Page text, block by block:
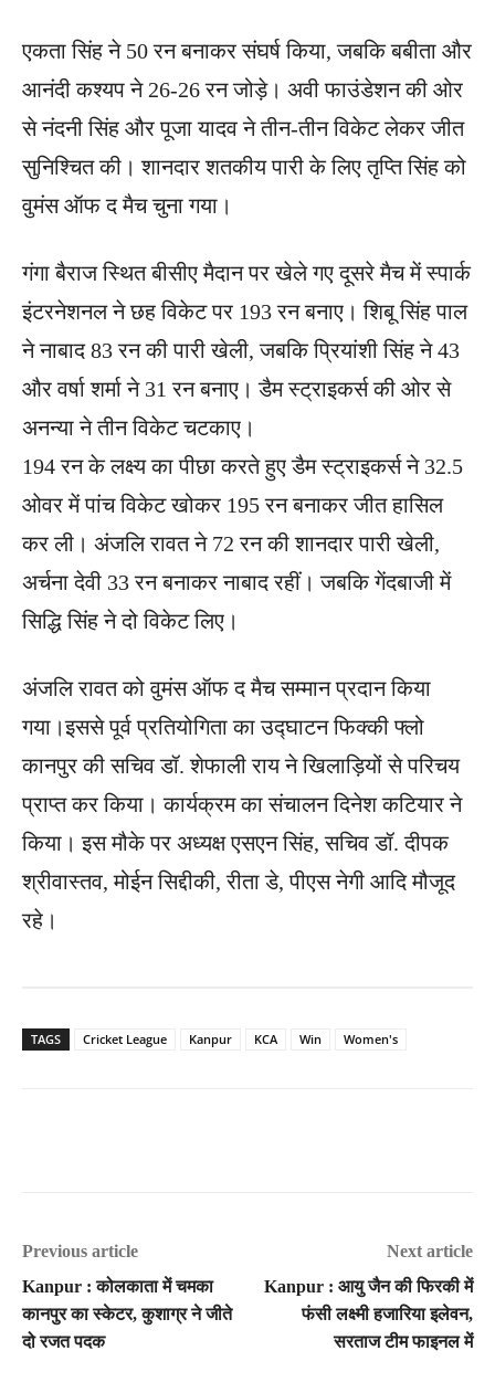
एकता सिंह ने 50 रन बनाकर संघर्ष किया, जबकि बबीता और
आनंदी कश्यप ने 26-26 रन जोड़े। अवी फाउंडेशन की ओर
से नंदनी सिंह और पूजा यादव ने तीन-तीन विकेट लेकर जीत
सुनिश्चित की। शानदार शतकीय पारी के लिए तृप्ति सिंह को
वुमंस ऑफ द मैच चुना गया।
गंगा बैराज स्थित बीसीए मैदान पर खेले गए दूसरे मैच में स्पार्क
इंटरनेशनल ने छह विकेट पर 193 रन बनाए। शिबू सिंह पाल
ने नाबाद 83 रन की पारी खेली, जबकि प्रियांशी सिंह ने 43
और वर्षा शर्मा ने 31 रन बनाए। डैम स्ट्राइकर्स की ओर से
अनन्या ने तीन विकेट चटकाए।
194 रन के लक्ष्य का पीछा करते हुए डैम स्ट्राइकर्स ने 32.5
ओवर में पांच विकेट खोकर 195 रन बनाकर जीत हासिल
कर ली। अंजलि रावत ने 72 रन की शानदार पारी खेली,
अर्चना देवी 33 रन बनाकर नाबाद रहीं। जबकि गेंदबाजी में
सिद्धि सिंह ने दो विकेट लिए।
अंजलि रावत को वुमंस ऑफ द मैच सम्मान प्रदान किया
गया।इससे पूर्व प्रतियोगिता का उद्घाटन फिक्की फ्लो
कानपुर की सचिव डॉ. शेफाली राय ने खिलाड़ियों से परिचय
प्राप्त कर किया। कार्यक्रम का संचालन दिनेश कटियार ने
किया। इस मौके पर अध्यक्ष एसएन सिंह, सचिव डॉ. दीपक
श्रीवास्तव, मोईन सिद्दीकी, रीता डे, पीएस नेगी आदि मौजूद
रहे।
TAGS Cricket League Kanpur KCA Win Women's
Previous article
Kanpur : कोलकाता में चमका
कानपुर का स्केटर, कुशाग्र ने जीते
दो रजत पदक
Next article
Kanpur : आयु जैन की फिरकी में
फंसी लक्ष्मी हजारिया इलेवन,
सरताज टीम फाइनल में